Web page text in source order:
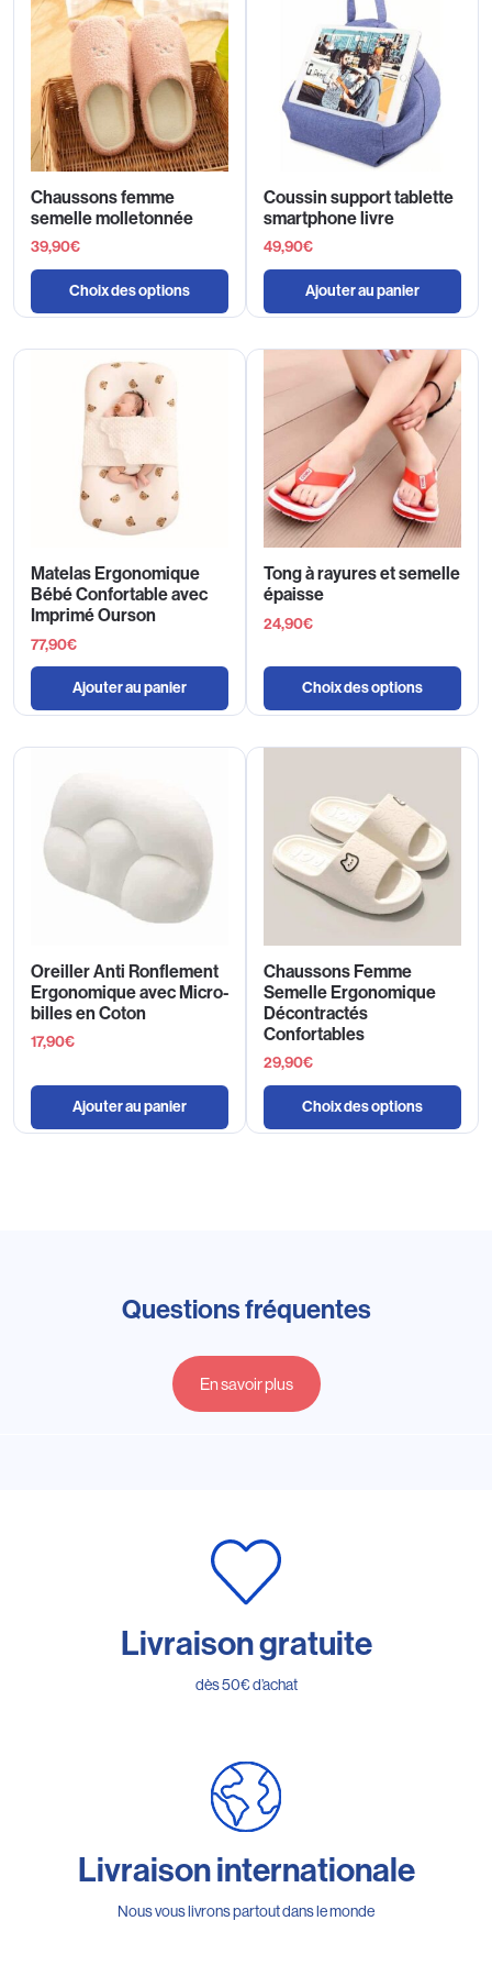
Chaussons femme
semelle molletonnée
39,90€
Choix des options
Coussin support tablette
smartphone livre
49,90€
Ajouter au panier
Matelas Ergonomique
Bébé Confortable avec
Imprimé Ourson
77,90€
Ajouter au panier
Tong à rayures et semelle
épaisse
24,90€
Choix des options
Oreiller Anti Ronflement
Ergonomique avec Micro-
billes en Coton
17,90€
Ajouter au panier
Chaussons Femme
Semelle Ergonomique
Décontractés
Confortables
29,90€
Choix des options
Questions fréquentes
En savoir plus
Livraison gratuite
dès 50€ d’achat
Livraison internationale
Nous vous livrons partout dans le monde